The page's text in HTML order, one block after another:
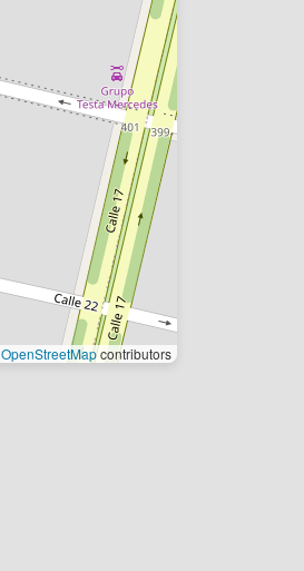
OpenStreetMapcontributors